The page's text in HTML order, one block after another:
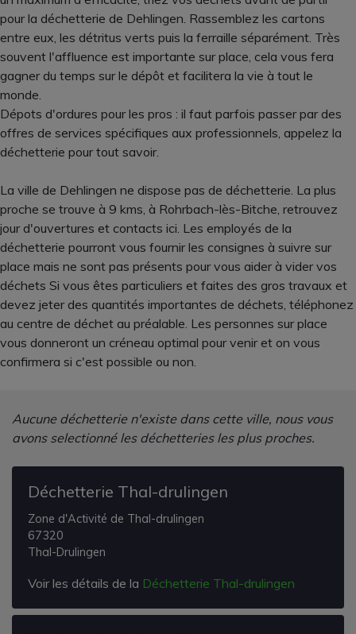
pour la déchetterie de Dehlingen. Rassemblez les cartons
entre eux, les détritus verts puis la ferraille séparément. Très
souvent l'affluence est importante sur place, cela vous fera
gagner du temps sur le dépôt et facilitera la vie à tout le
monde.
Dépots d'ordures pour les pros : il faut parfois passer par des
offres de services spécifiques aux professionnels, appelez la
déchetterie pour tout savoir.
La ville de Dehlingen ne dispose pas de déchetterie. La plus
proche se trouve à 9 kms, à Rohrbach-lès-Bitche, retrouvez
jour d'ouvertures et contacts ici. Les employés de la
déchetterie pourront vous fournir les consignes à suivre sur
place mais ne sont pas présents pour vous aider à vider vos
déchets Si vous êtes particuliers et faites des gros travaux et
devez jeter des quantités importantes de déchets, téléphonez
au centre de déchet au préalable. Les personnes sur place
vous donneront un créneau optimal pour venir et on vous
confirmera si c'est possible ou non.
Aucune déchetterie n'existe dans cette ville, nous vous
avons selectionné les déchetteries les plus proches.
Déchetterie Thal-drulingen
Zone d'Activité de Thal-drulingen
67320
Thal-Drulingen
Voir les détails de la Déchetterie Thal-drulingen